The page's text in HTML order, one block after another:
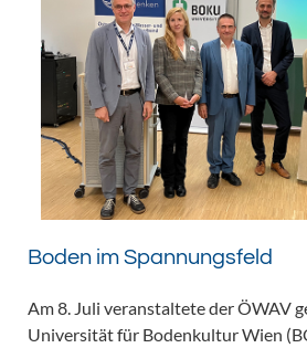
Boden im Spannungsfeld
Am 8. Juli veranstaltete der ÖWAV
Universität für Bodenkultur Wien